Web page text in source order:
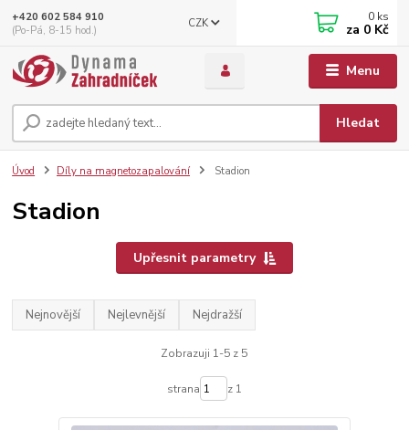
Menu
CZK
Hledat
+420 602 584 910
(Po-Pá, 8-15 hod.)
0 ks
za 0 Kč
Úvod Díly na magnetozapalování Stadion
Stadion
Upřesnit parametry
Nejnovější Nejlevnější Nejdražší
Zobrazuji 1-5 z 5
strana z 1